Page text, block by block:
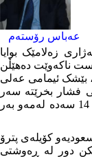
عه‌باس رۆسته‌م
زه‌لامێک بوایا
ناکه‌وێت ده‌هێڵن
بێشک ئیمامی عه‌لی
فشار بخرێته‌ سه‌ر
ده‌سته‌ڵاتداران که‌ ئاورێک بده‌نه‌وه‌ ‌ له‌هه‌ژارانو که‌مده‌رامه‌تان و بێکاران ئه‌م وتانه‌ش زۆرتر له‌ 14 سه‌ده‌ له‌مه‌و به‌ر
کۆیله‌ی پترۆ
دور له‌ ڕه‌وشتی